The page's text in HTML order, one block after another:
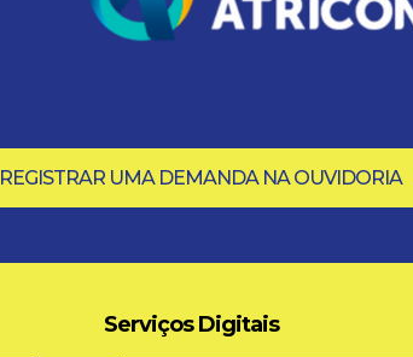
REGISTRAR UMA DEMANDA NA OUVIDORIA
Serviços Digitais